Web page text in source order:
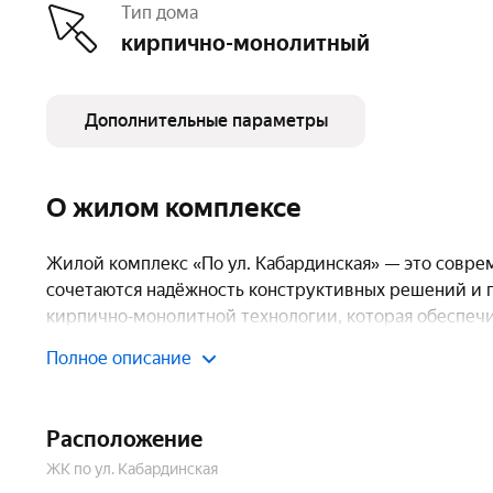
Тип дома
кирпично-монолитный
Паркинг, машиноместа
Очереди 1
Безбарьерная среда
есть
Дополнительные параметры
О жилом комплексе
Жилой комплекс «По ул. Кабардинская» — это
сочетаются надёжность конструктивных решений
кирпично‑монолитной технологии, которая
хорошо удерживают тепло, а уровень
учётом потребностей семьи:
Полное описание
Расположение
ЖК по ул. Кабардинская